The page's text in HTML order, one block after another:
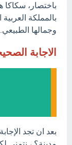
باختصار،
بالمملكة
وجمالها الطبيعي.
الاجابة
بعد ان تجد